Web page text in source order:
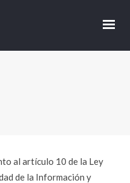
al artículo 10 de la Ley
de la Información y